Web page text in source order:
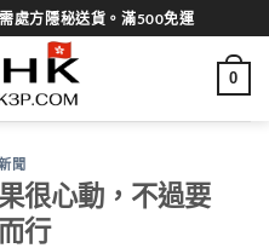
處方隱秘送貨。滿500免運
0
聞
很心動，不過要
行